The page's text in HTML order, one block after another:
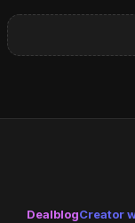
DealblogCreator